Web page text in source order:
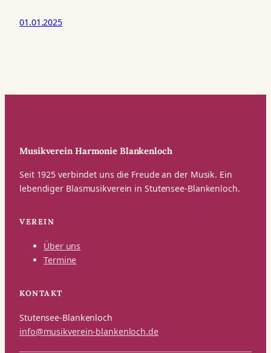
01.01.2025
Musikverein Harmonie Blankenloch
Seit 1925 verbindet uns die Freude an der Musik. Ein
lebendiger Blasmusikverein in Stutensee-Blankenloch.
VEREIN
Über uns
Termine
KONTAKT
Stutensee-Blankenloch
info@musikverein-blankenloch.de